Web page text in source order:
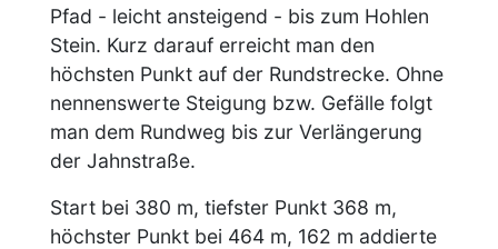
Pfad - leicht ansteigend - bis zum Hohlen
Stein. Kurz darauf erreicht man den
höchsten Punkt auf der Rundstrecke. Ohne
nennenswerte Steigung bzw. Gefälle folgt
man dem Rundweg bis zur Verlängerung
der Jahnstraße.
Start bei 380 m, tiefster Punkt 368 m,
höchster Punkt bei 464 m, 162 m addierte